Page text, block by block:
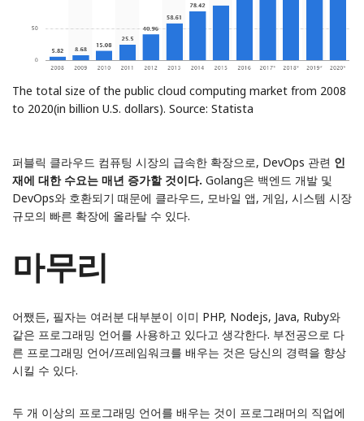
The total size of the public cloud computing market from 2008
to 2020(in billion U.S. dollars). Source: Statista
퍼블릭 클라우드 컴퓨팅 시장의 급속한 확장으로, DevOps 관련 인
재에 대한 수요는 매년 증가할 것이다. Golang은 백엔드 개발 및
DevOps와 호환되기 때문에 클라우드, 모바일 앱, 게임, 시스템 시장
규모의 빠른 확장에 올라탈 수 있다.
마무리
어쨌든, 필자는 여러분 대부분이 이미 PHP, Nodejs, Java, Ruby와
같은 프로그래밍 언어를 사용하고 있다고 생각한다. 부전공으로 다
른 프로그래밍 언어/프레임워크를 배우는 것은 당신의 경력을 향상
시킬 수 있다.
두 개 이상의 프로그래밍 언어를 배우는 것이 프로그래머의 직업에